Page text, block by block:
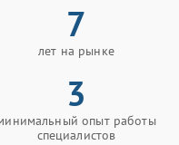
7
лет на рынке
3
опыт работы
специалистов